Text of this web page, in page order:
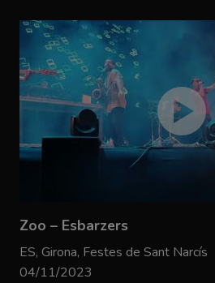
Zoo – Esbarzers
ES, Girona, Festes de Sant Narcís
04/11/2023